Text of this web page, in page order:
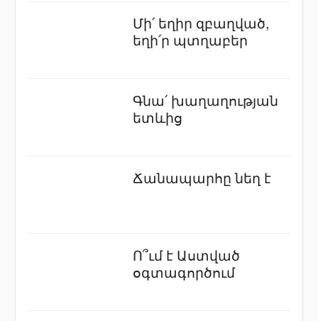
Մի՛ եղիր զբաղված,
եղի՛ր պտղաբեր
Գնա՛ խաղաղության
ետևից
Ճանապարհը նեղ է
Ո՞ւմ է Աստված
օգտագործում